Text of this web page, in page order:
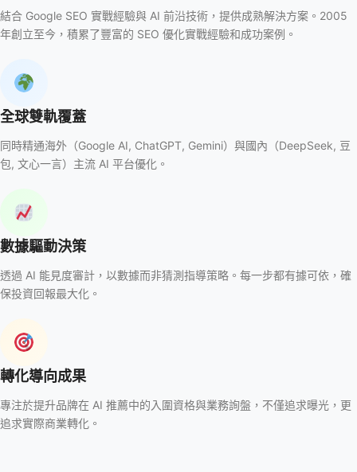
結合 Google SEO 實戰經驗與 AI 前沿技術，提供成熟解決方案。2005
年創立至今，積累了豐富的 SEO 優化實戰經驗和成功案例。
全球雙軌覆蓋
同時精通海外（Google AI, ChatGPT, Gemini）與國內（DeepSeek, 豆
包, 文心一言）主流 AI 平台優化。
數據驅動決策
透過 AI 能見度審計，以數據而非猜測指導策略。每一步都有據可依，確
保投資回報最大化。
轉化導向成果
專注於提升品牌在 AI 推薦中的入圍資格與業務詢盤，不僅追求曝光，更
追求實際商業轉化。